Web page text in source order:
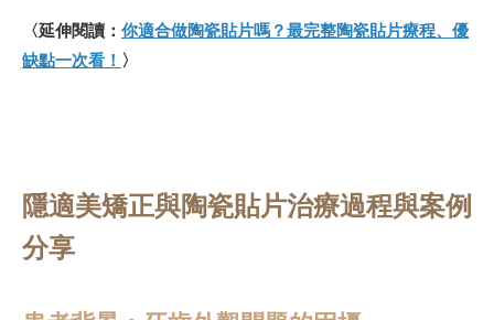
〈延伸閱讀： 你適合做陶瓷貼片嗎？最完整陶瓷貼片療程、優
缺點一次看！ 〉
隱適美矯正與陶瓷貼片治療過程與案例
分享